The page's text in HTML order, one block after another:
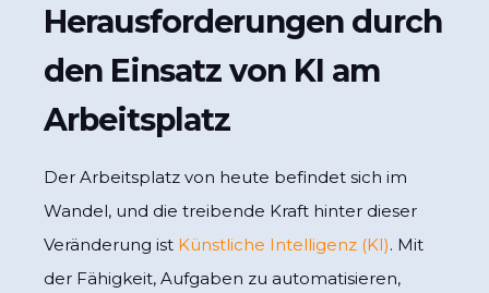
Herausforderungen durch
den Einsatz von KI am
Arbeitsplatz
Der Arbeitsplatz von heute befindet sich im
Wandel, und die treibende Kraft hinter dieser
Veränderung ist Künstliche Intelligenz (KI). Mit
der Fähigkeit, Aufgaben zu automatisieren,